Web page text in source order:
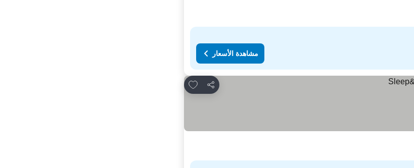
مشاهدة الأسعار
مشاركة
Add to favorites